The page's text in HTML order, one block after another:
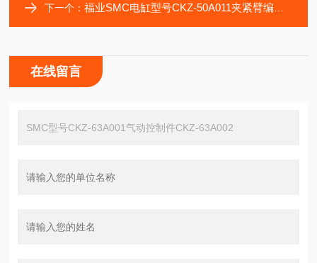
下一个：福业SMC电缸型号CKZ-50A011夹紧臂编码NAAMS
在线留言